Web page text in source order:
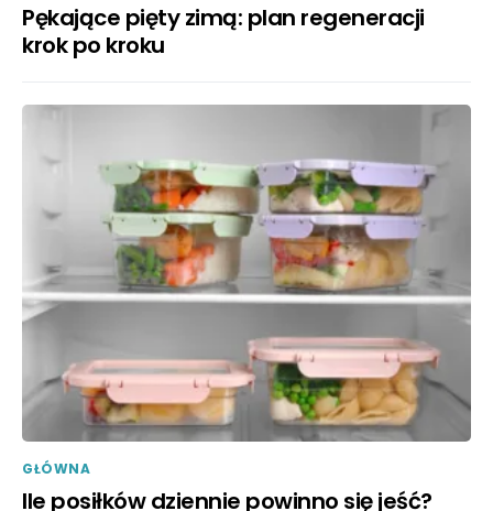
Pękające pięty zimą: plan regeneracji
krok po kroku
GŁÓWNA
Ile posiłków dziennie powinno się jeść?